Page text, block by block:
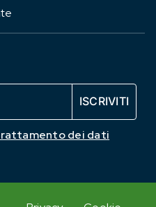
dei dati